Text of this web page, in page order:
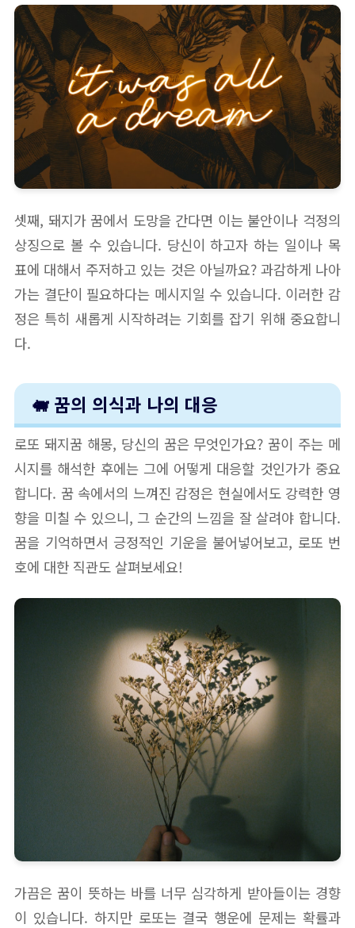
셋째, 돼지가 꿈에서 도망을 간다면 이는 불안이나 걱정의
상징으로 볼 수 있습니다. 당신이 하고자 하는 일이나 목
표에 대해서 주저하고 있는 것은 아닐까요? 과감하게 나아
가는 결단이 필요하다는 메시지일 수 있습니다. 이러한 감
정은 특히 새롭게 시작하려는 기회를 잡기 위해 중요합니
다.
🐖 꿈의 의식과 나의 대응
로또 돼지꿈 해몽, 당신의 꿈은 무엇인가요? 꿈이 주는 메
시지를 해석한 후에는 그에 어떻게 대응할 것인가가 중요
합니다. 꿈 속에서의 느껴진 감정은 현실에서도 강력한 영
향을 미칠 수 있으니, 그 순간의 느낌을 잘 살려야 합니다.
꿈을 기억하면서 긍정적인 기운을 불어넣어보고, 로또 번
호에 대한 직관도 살펴보세요!
가끔은 꿈이 뜻하는 바를 너무 심각하게 받아들이는 경향
이 있습니다. 하지만 로또는 결국 행운에 문제는 확률과